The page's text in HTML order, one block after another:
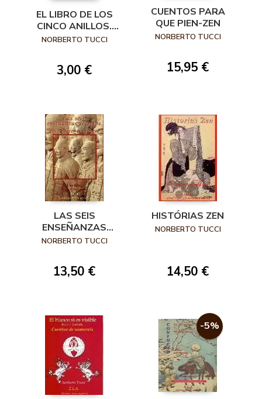
EL LIBRO DE LOS
CINCO ANILLOS.
MIYAMOTO
NORBERTO TUCCI
3,00 €
CUENTOS PARA
QUE PIEN-ZEN
NORBERTO TUCCI
15,95 €
LAS SEIS
ENSEÑANZAS
SECRETAS ´PARA
LUCHAR´ T´AI
KUNG
NORBERTO TUCCI
13,50 €
HISTÓRIAS ZEN
NORBERTO TUCCI
14,50 €
-5%